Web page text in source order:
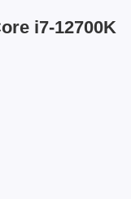
i7-12700K